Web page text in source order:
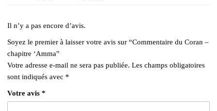
Il n’y a pas encore d’avis.
Soyez le premier à laisser votre avis sur “Commentaire du Coran –
chapitre ‘Amma”
Votre adresse e-mail ne sera pas publiée. Les champs obligatoires
sont indiqués avec *
Votre avis *